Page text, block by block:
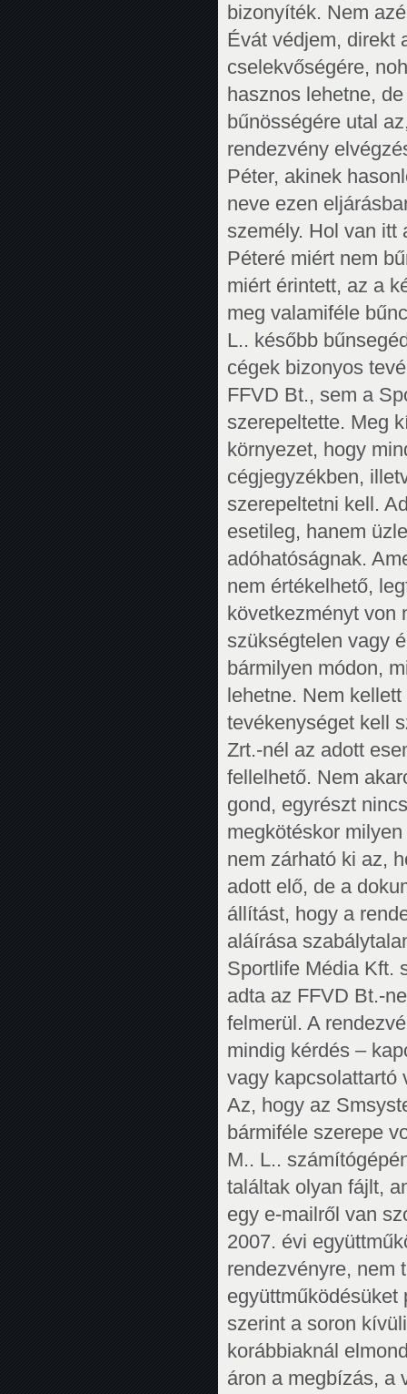
bizonyíték. Nem
Évát védjem, direkt
cselekvőségére,
hasznos lehetne,
bűnösségére utal
rendezvény
Péter, akinek
neve ezen
személy. Hol van itt
Péteré miért nem
miért érintett, az a
meg valamiféle
L.. később
cégek bizonyos
FFVD Bt., sem a
szerepeltette. Meg
környezet, hogy
cégjegyzékben,
szerepeltetni kell.
esetileg, hanem
adóhatóságnak.
nem értékelhető,
következményt von
szükségtelen vagy
bármilyen módon,
lehetne. Nem
tevékenységet kell
Zrt.-nél az adott
fellelhető. Nem
gond, egyrészt
megkötéskor
nem zárható ki az,
adott elő, de a
állítást, hogy a
aláírása
Sportlife Média Kft.
adta az FFVD Bt.-
felmerül. A
mindig kérdés –
vagy kapcsolattartó
Az, hogy az
bármiféle szerepe
M.. L..
találtak olyan fájlt,
egy e-mailről van
2007. évi
rendezvényre, nem
együttműködésüket
szerint a soron
korábbiaknál
áron a megbízás, a